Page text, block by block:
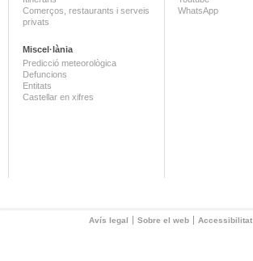
Comerços, restaurants i serveis
privats
Miscel·lània
Predicció meteorològica
Defuncions
Entitats
Castellar en xifres
WhatsApp
Avís legal Sobre el web Accessibilitat